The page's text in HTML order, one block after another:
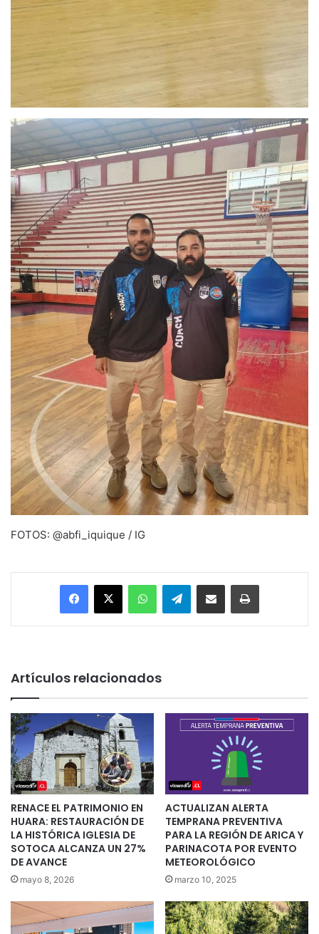
FOTOS: @abfi_iquique / IG
Facebook
X WhatsAppTelegramEnviar vía email Imprimir
Artículos relacionados
RENACE EL PATRIMONIO EN
HUARA: RESTAURACIÓN DE
LA HISTÓRICA IGLESIA DE
SOTOCA ALCANZA UN 27%
DE AVANCE
mayo 8, 2026
ACTUALIZAN ALERTA
TEMPRANA PREVENTIVA
PARA LA REGIÓN DE ARICA Y
PARINACOTA POR EVENTO
METEOROLÓGICO
marzo 10, 2025